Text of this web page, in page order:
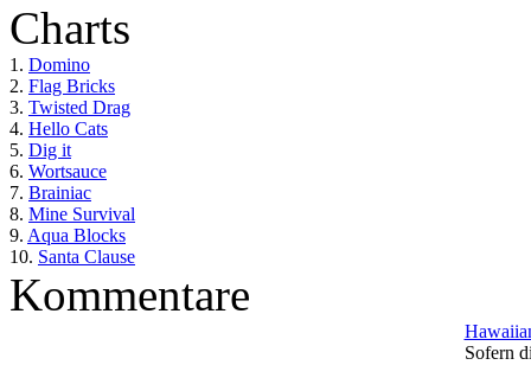
Charts
1. Domino
2. Flag Bricks
3. Twisted Drag
4. Hello Cats
5. Dig it
6. Wortsauce
7. Brainiac
8. Mine Survival
9. Aqua Blocks
10. Santa Clause
Kommentare
Sofern